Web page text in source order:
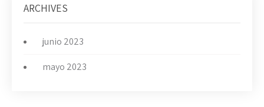
ARCHIVES
junio 2023
mayo 2023